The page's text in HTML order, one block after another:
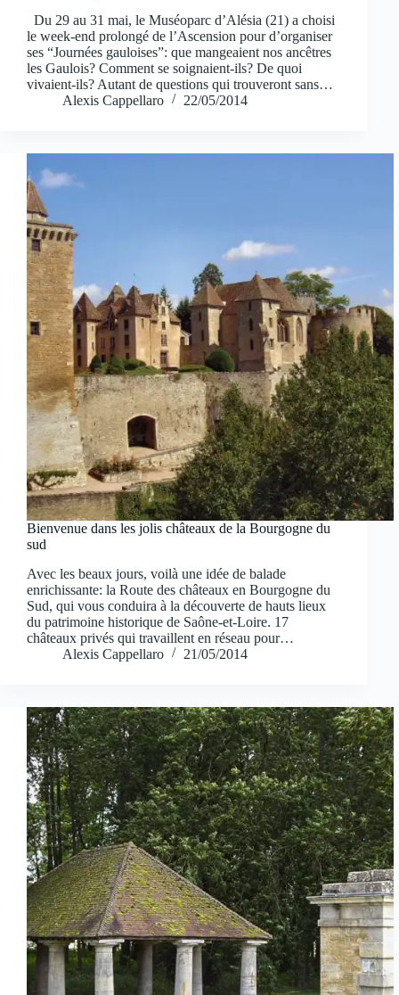
Du 29 au 31 mai, le Muséoparc d’Alésia (21) a choisi
le week-end prolongé de l’Ascension pour d’organiser
ses “Journées gauloises”: que mangeaient nos ancêtres
les Gaulois? Comment se soignaient-ils? De quoi
vivaient-ils? Autant de questions qui trouveront sans…
Alexis Cappellaro
22/05/2014
Bienvenue dans les jolis châteaux de la Bourgogne du
sud
Avec les beaux jours, voilà une idée de balade
enrichissante: la Route des châteaux en Bourgogne du
Sud, qui vous conduira à la découverte de hauts lieux
du patrimoine historique de Saône-et-Loire. 17
châteaux privés qui travaillent en réseau pour…
Alexis Cappellaro
21/05/2014